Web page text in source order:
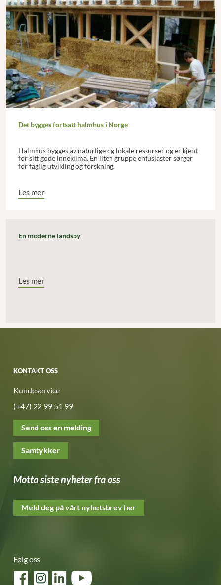
Det bygges fortsatt halmhus i Norge
Halmhus bygges av naturlige og lokale ressurser og er kjent
for sitt gode inneklima. En liten gruppe entusiaster sørger
for faglig utvikling og forskning.
Les mer
En moderne landsby
Les mer
KONTAKT OSS
Kundeservice
(+47) 22 99 51 99
Send oss en melding
Samtykker
Motta siste nyheter fra oss
Meld deg på vårt nyhetsbrev her
Følg oss
FacebookInstagramLinkedInYouTube